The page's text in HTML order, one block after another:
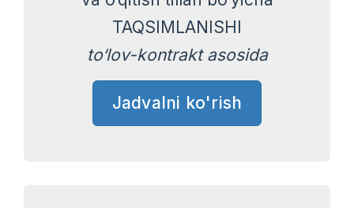
TAQSIMLANISHI
to‘lov-kontrakt asosida
Jadvalni ko'rish